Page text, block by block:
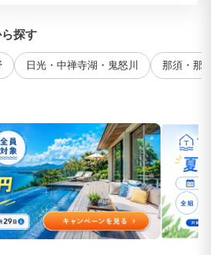
探す
日光・中禅寺湖・鬼怒川 那須・那